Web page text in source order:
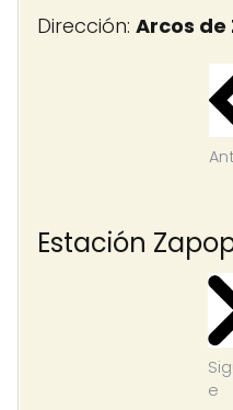
Dirección: Arcos
Estación
e